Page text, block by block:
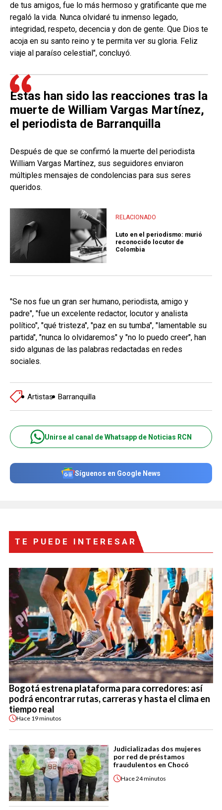
de tus amigos, fue lo más hermoso y gratificante que me
regaló la vida. Nunca olvidaré tu inmenso legado,
integridad, respeto, decencia y don de gente. Que Dios te
acoja en su santo reino y te permita ver su gloria. Feliz
viaje al paraíso celestial", concluyó.
Estas han sido las reacciones tras la
muerte de William Vargas Martínez,
el periodista de Barranquilla
Después de que se confirmó la muerte del periodista
William Vargas Martínez, sus seguidores enviaron
múltiples mensajes de condolencias para sus seres
queridos.
RELACIONADO
Luto en el periodismo: murió
reconocido locutor de
Colombia
"Se nos fue un gran ser humano, periodista, amigo y
padre", "fue un excelente redactor, locutor y analista
político", "qué tristeza", "paz en su tumba", "lamentable su
partida", "nunca lo olvidaremos" y "no lo puedo creer", han
sido algunas de las palabras redactadas en redes
sociales.
Artistas Barranquilla
Unirse al canal de Whatsapp de Noticias RCN
Síguenos en Google News
TE PUEDE INTERESAR
Bogotá estrena plataforma para corredores: así
podrá encontrar rutas, carreras y hasta el clima en
tiempo real
Hace 19 minutos
Judicializadas dos mujeres
por red de préstamos
fraudulentos en Chocó
Hace24 minutos